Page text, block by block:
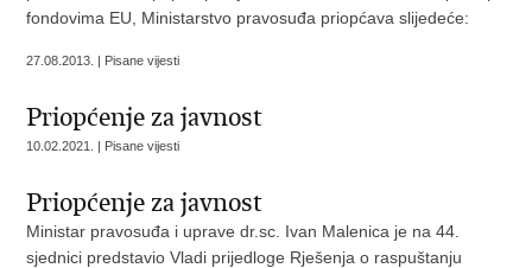
fondovima EU, Ministarstvo pravosuđa priopćava slijedeće:
27.08.2013. | Pisane vijesti
Priopćenje za javnost
10.02.2021. | Pisane vijesti
Priopćenje za javnost
Ministar pravosuđa i uprave dr.sc. Ivan Malenica je na 44.
sjednici predstavio Vladi prijedloge Rješenja o raspuštanju